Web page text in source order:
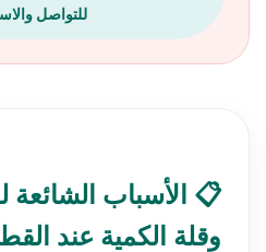
للتواصل
📋 الأسباب الشائعة
وقلة الكمية عند